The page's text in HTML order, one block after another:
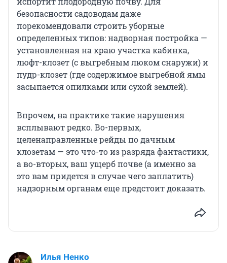
безопасности садоводам даже
порекомендовали строить уборные
определенных типов: надворная постройка —
установленная на краю участка кабинка,
люфт-клозет (с выгребным люком снаружи) и
пудр-клозет (где содержимое выгребной ямы
засыпается опилками или сухой землей).
Впрочем, на практике такие нарушения
всплывают редко. Во-первых,
целенаправленные рейды по дачным
клозетам — это что-то из разряда фантастики,
а во-вторых, ваш ущерб почве (а именно за
это вам придется в случае чего заплатить)
надзорным органам еще предстоит доказать.
Илья Ненко